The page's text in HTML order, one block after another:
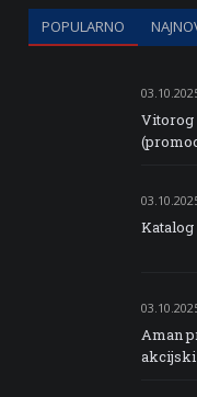
POPULARNO
Vitorog
Aman